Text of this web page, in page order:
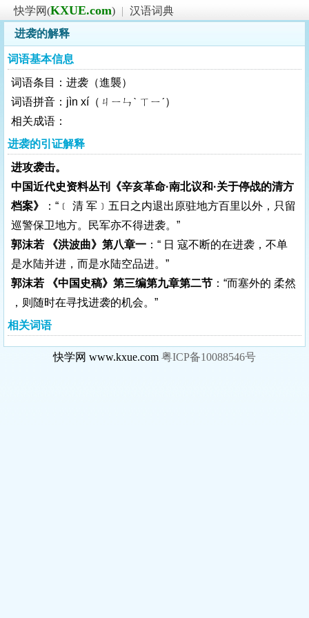
快学网(KXUE.com) | 汉语词典
进袭的解释
词语基本信息
词语条目：进袭（進襲）
词语拼音：jìn xí（ㄐㄧㄣˋ ㄒㄧˊ）
相关成语：
进袭的引证解释
进攻袭击。
中国近代史资料丛刊《辛亥革命·南北议和·关于停战的清方
档案》
：“﹝ 清 军﹞五日之内退出原驻地方百里以外，只留
巡警保卫地方。民军亦不得进袭。”
郭沫若 《洪波曲》第八章一 ：“ 日 寇不断的在进袭，不单
是水陆并进，而是水陆空品进。”
郭沫若 《中国史稿》第三编第九章第二节 ：“而塞外的 柔然
，则随时在寻找进袭的机会。”
相关词语
快学网 www.kxue.com 粤ICP备10088546号